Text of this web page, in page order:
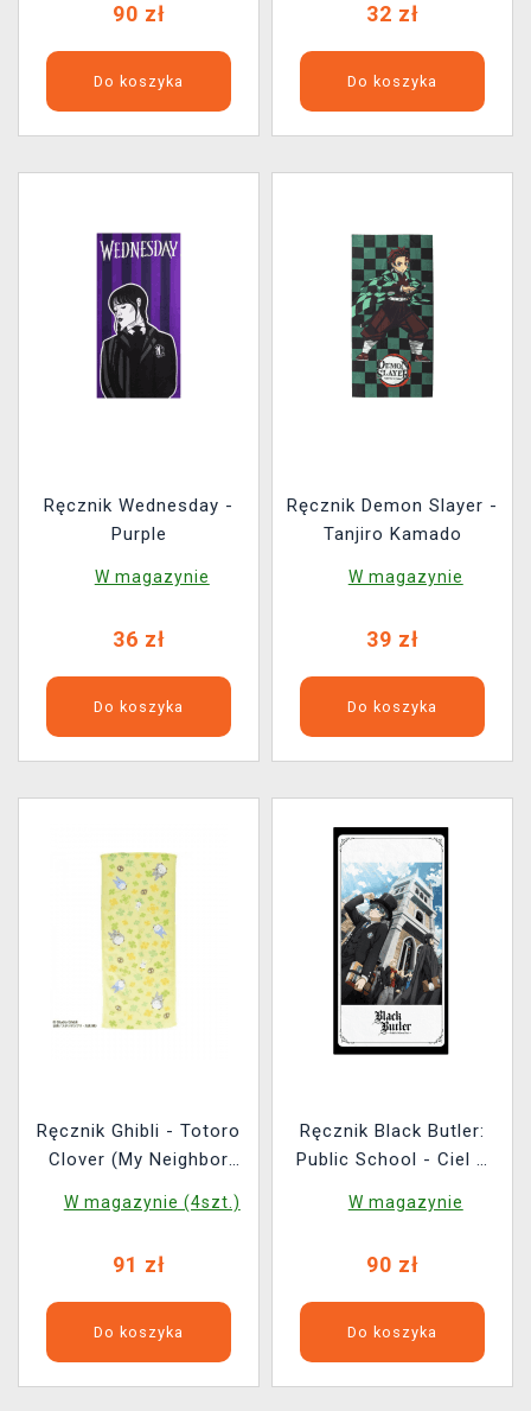
90 zł
Do koszyka
32 zł
Do koszyka
Ręcznik Wednesday -
Purple
W magazynie
36 zł
Do koszyka
Ręcznik Demon Slayer -
Tanjiro Kamado
W magazynie
39 zł
Do koszyka
Ręcznik Ghibli - Totoro
Clover (My Neighbor
W magazynie (4szt.)
91 zł
Do koszyka
Ręcznik Black Butler:
Public School - Ciel &
W magazynie
90 zł
Do koszyka